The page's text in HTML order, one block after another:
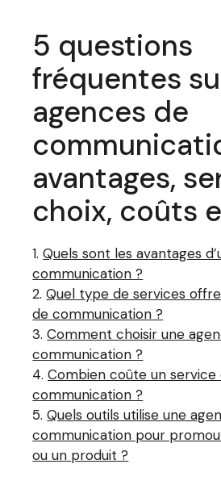
5 questions
fréquentes
agences de
avantages,
choix, coûts
Quels sont les avantages
communication ?
Quel type de services
de communication ?
Comment choisir une
communication ?
Combien coûte un service
communication ?
Quels outils utilise une
communication pour
ou un produit ?